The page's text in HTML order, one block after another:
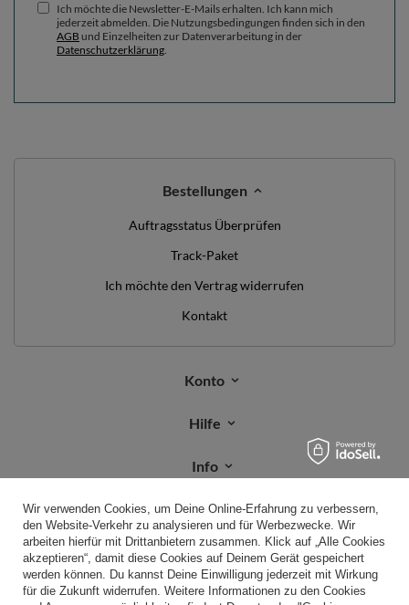
Ich möchte die Newsletter-E-Mails erhalten. Ich kann mich
jederzeit abmelden. Die Nutzungsbedingungen finden sich in den
AGB und Einzelheiten zur Datenverarbeitung in der
Datenschutzerklärung
Bestellungen
Auftragsstatus Überprüfen
Track-Paket
Ich möchte den Vertrag widerrufen
Kontakt
Konto
Hilfe
Info
+49 32 2210 915 31
Mon-Fri 8:00-16:00 Uhr
kontakt@kiddymoon.de
Kiddymoon.de,49 Hevea Road,DE13 0SHBurton-on-Trent
Wir verwenden Cookies, um Deine Online-Erfahrung zu verbessern,
den Website-Verkehr zu analysieren und für Werbezwecke. Wir
arbeiten hierfür mit Drittanbietern zusammen. Klick auf „Alle Cookies
akzeptieren“, damit diese Cookies auf Deinem Gerät gespeichert
werden können. Du kannst Deine Einwilligung jederzeit mit Wirkung
für die Zukunft widerrufen. Weitere Informationen zu den Cookies